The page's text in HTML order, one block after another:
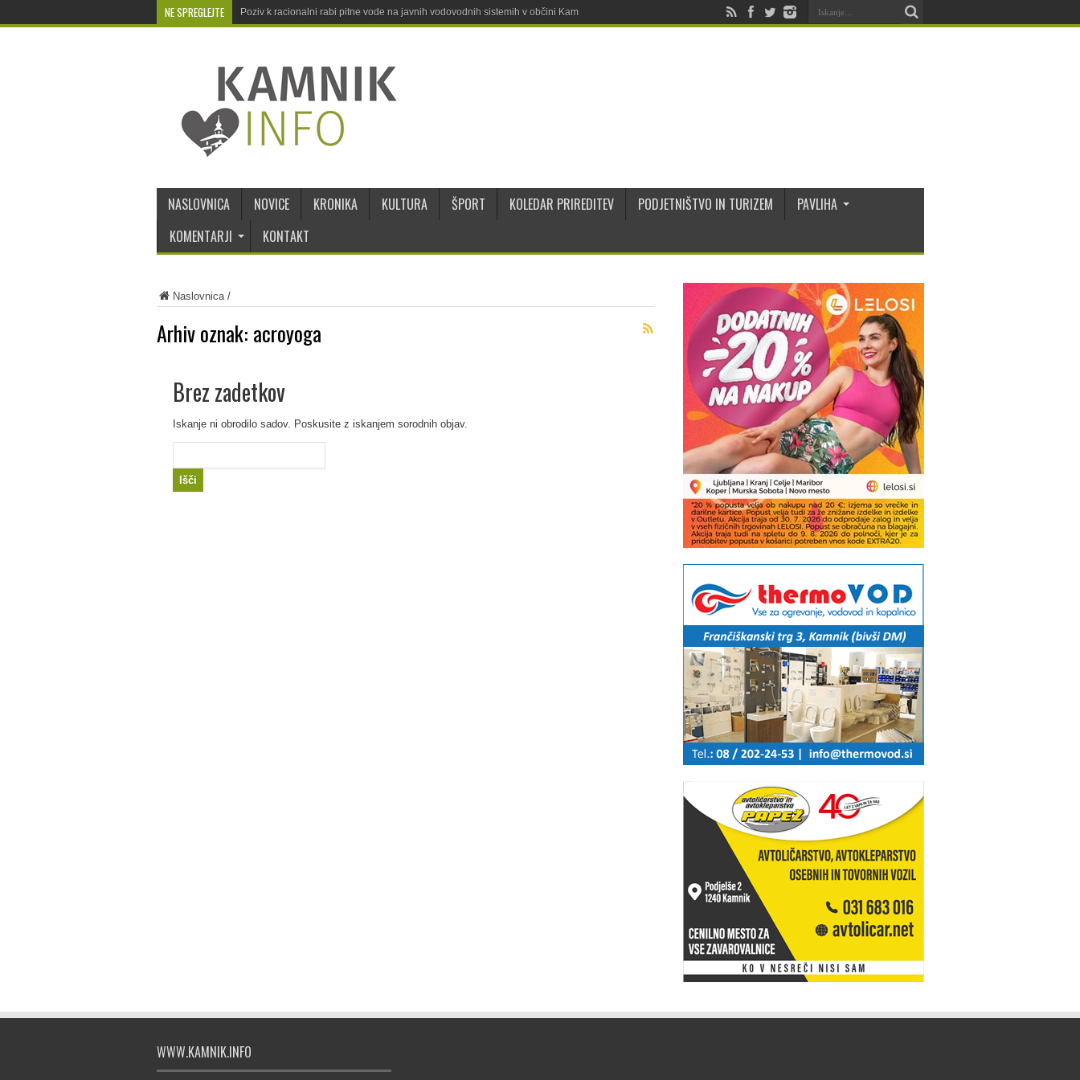
NE SPREGLEJTE Poziv k racionalni rabi pitne vode na javnih vodovodnih sistemih v občini Kamnik
NASLOVNICA NOVICE KRONIKA KULTURA ŠPORT KOLEDAR PRIREDITEV PODJETNIŠTVO IN TURIZEM
PAVLIHA
KOMENTARJI
KONTAKT
Naslovnica/
Arhiv oznak: acroyoga
Brez zadetkov
Iskanje ni obrodilo sadov. Poskusite z iskanjem sorodnih objav.
WWW.KAMNIK.INFO